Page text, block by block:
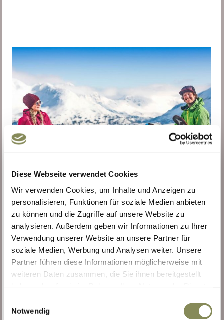
Diese Webseite verwendet Cookies
Wir verwenden Cookies, um Inhalte und Anzeigen zu
personalisieren, Funktionen für soziale Medien anbieten
zu können und die Zugriffe auf unsere Website zu
analysieren. Außerdem geben wir Informationen zu Ihrer
Verwendung unserer Website an unsere Partner für
soziale Medien, Werbung und Analysen weiter. Unsere
Partner führen diese Informationen möglicherweise mit
weiteren Daten zusammen, die Sie ihnen bereitgestellt
Notwendig
TOP-LAGE
Flutlichtpiste